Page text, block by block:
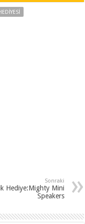
Sonraki
Hediye:Mighty Mini
Speakers